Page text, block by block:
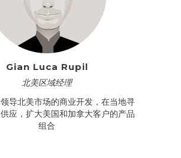
Gian Luca Rupil
北美区域经理
导北美市场的商业开发，在当地寻
应，扩大美国和加拿大客户的产品
组合